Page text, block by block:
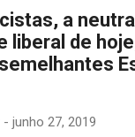
a
liberal de
- junho 27, 2019